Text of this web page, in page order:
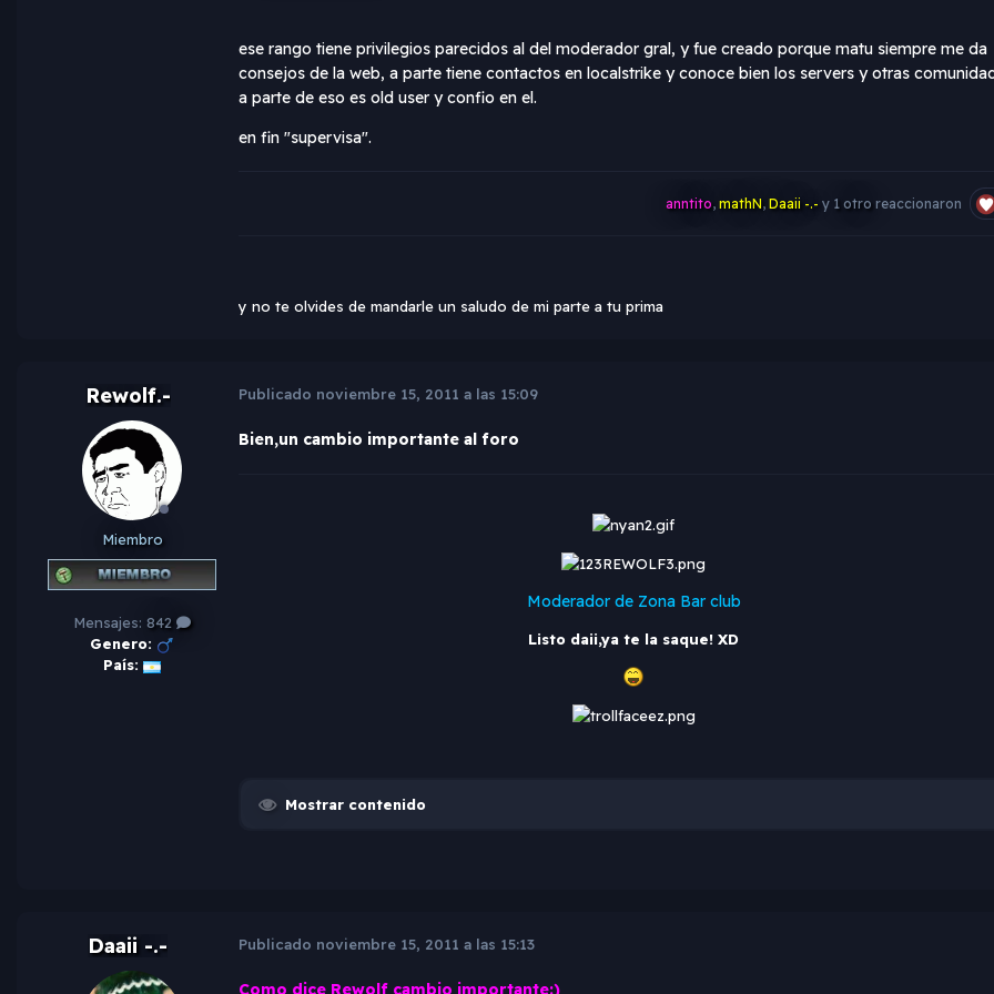
ese rango tiene privilegios parecidos al del moderador gral, y fue creado porque matu siempre me da
consejos de la web, a parte tiene contactos en localstrike y conoce bien los servers y otras
a parte de eso es old user y confio en el.
en fin "supervisa".
anntito, mathN, Daaii -.- y 1 otro reaccionaron
y no te olvides de mandarle un saludo de mi parte a tu prima
Rewolf.-
Miembro
Mensajes: 842
Genero:
País:
Publicado noviembre 15, 2011 a las 15:09
Bien,un cambio importante al foro
Moderador de Zona Bar club
Listo daii,ya te la saque! XD
Mostrar contenido
Daaii -.- Publicado noviembre 15, 2011 a las 15:13
Como dice Rewolf cambio importante:)